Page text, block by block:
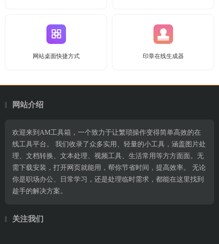
网站桌面快捷方式 印章在线生成器
网站介绍
欢迎来到AM工具箱，一个致力于让繁琐操作变得简单高效的在
线工具平台。 我们收录了众多实用、轻量的小工具，涵盖图片处
理、文档转换、文本处理、视频工具、生活常用等方方面面。无
需下载安装，打开网页就能用，帮你节省时间，提高效率。 无论
你是职场办公、日常学习，还是处理临时需求，都能在这里找到
趁手的解决方案。
关注我们